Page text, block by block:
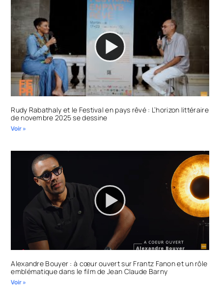
Rudy Rabathaly et le Festival en pays rêvé : L’horizon littéraire
de novembre 2025 se dessine
Voir »
Alexandre Bouyer : à cœur ouvert sur Frantz Fanon et un rôle
emblématique dans le film de Jean Claude Barny
Voir »